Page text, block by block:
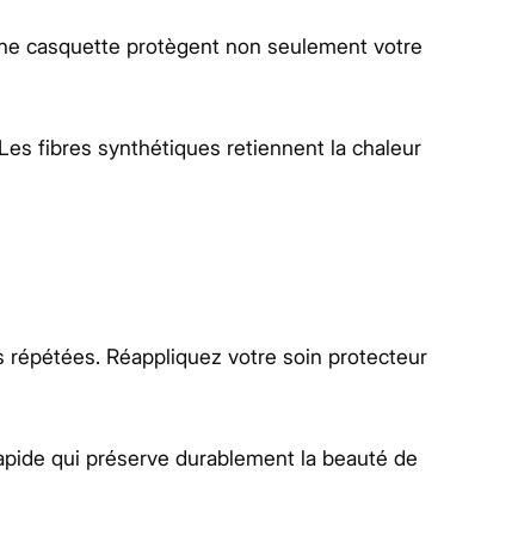
casquette protègent non seulement votre
fibres synthétiques retiennent la chaleur
Réappliquez votre soin protecteur
qui préserve durablement la beauté de